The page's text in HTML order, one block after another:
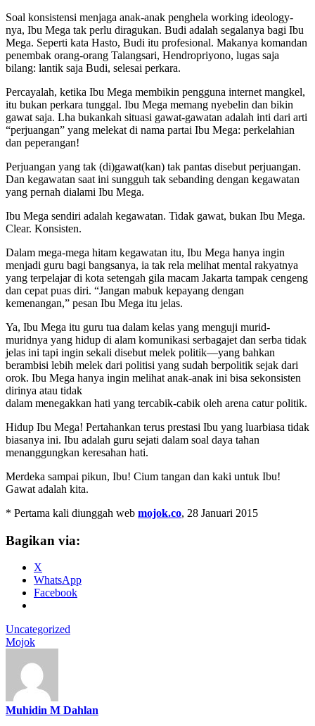
Soal konsistensi menjaga anak-anak penghela working ideology-
nya, Ibu Mega tak perlu diragukan. Budi adalah segalanya bagi Ibu
Mega. Seperti kata Hasto, Budi itu profesional. Makanya komandan
penembak orang-orang Talangsari, Hendropriyono, lugas saja
bilang: lantik saja Budi, selesai perkara.
Percayalah, ketika Ibu Mega membikin pengguna internet mangkel,
itu bukan perkara tunggal. Ibu Mega memang nyebelin dan bikin
gawat saja. Lha bukankah situasi gawat-gawatan adalah inti dari arti
“perjuangan” yang melekat di nama partai Ibu Mega: perkelahian
dan peperangan!
Perjuangan yang tak (di)gawat(kan) tak pantas disebut perjuangan.
Dan kegawatan saat ini sungguh tak sebanding dengan kegawatan
yang pernah dialami Ibu Mega.
Ibu Mega sendiri adalah kegawatan. Tidak gawat, bukan Ibu Mega.
Clear. Konsisten.
Dalam mega-mega hitam kegawatan itu, Ibu Mega hanya ingin
menjadi guru bagi bangsanya, ia tak rela melihat mental rakyatnya
yang terpelajar di kota setengah gila macam Jakarta tampak cengeng
dan cepat puas diri. “Jangan mabuk kepayang dengan
kemenangan,” pesan Ibu Mega itu jelas.
Ya, Ibu Mega itu guru tua dalam kelas yang menguji murid-
muridnya yang hidup di alam komunikasi serbagajet dan serba tidak
jelas ini tapi ingin sekali disebut melek politik—yang bahkan
berambisi lebih melek dari politisi yang sudah berpolitik sejak dari
orok. Ibu Mega hanya ingin melihat anak-anak ini bisa sekonsisten
dirinya atau tidak
dalam menegakkan hati yang tercabik-cabik oleh arena catur politik.
Hidup Ibu Mega! Pertahankan terus prestasi Ibu yang luarbiasa tidak
biasanya ini. Ibu adalah guru sejati dalam soal daya tahan
menanggungkan keresahan hati.
Merdeka sampai pikun, Ibu! Cium tangan dan kaki untuk Ibu!
Gawat adalah kita.
* Pertama kali diunggah web mojok.co, 28 Januari 2015
Bagikan via:
X
WhatsApp
Facebook
Uncategorized
Mojok
Muhidin M Dahlan